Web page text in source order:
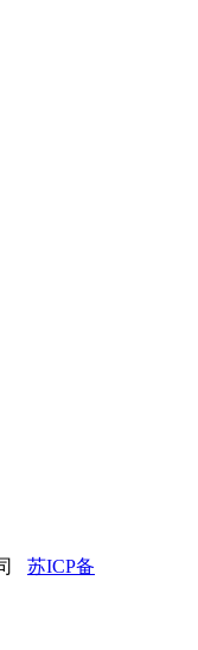
苏ICP备